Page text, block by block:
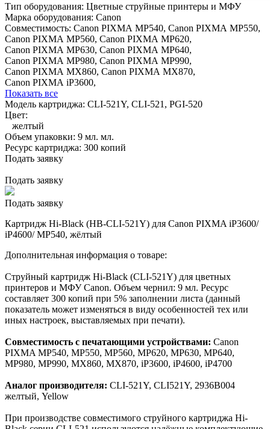
Тип оборудования: Цветные струйные принтеры и МФУ
Марка оборудования: Canon
Совместимость: Canon PIXMA MP540, Canon PIXMA MP550,
Canon PIXMA MP560, Canon PIXMA MP620,
Canon PIXMA MP630, Canon PIXMA MP640,
Canon PIXMA MP980, Canon PIXMA MP990,
Canon PIXMA MX860, Canon PIXMA MX870,
Canon PIXMA iP3600,
Показать все
Модель картриджа: CLI-521Y, CLI-521, PGI-520
Цвет:
желтый
Объем упаковки: 9 мл. мл.
Ресурс картриджа: 300 копий
Подать заявку
Подать заявку
Подать заявку
Картридж Hi-Black (HB-CLI-521Y) для Canon PIXMA iP3600/
iP4600/ MP540, жёлтый
Дополнительная информация о товаре:
Струйный картридж Hi-Black (CLI-521Y) для цветных
принтеров и МФУ Canon. Объем чернил: 9 мл. Ресурс
составляет 300 копий при 5% заполнении листа (данный
показатель может изменяться в виду особенностей тех или
иных настроек, выставляемых при печати).
Совместимость с печатающими устройствами: Canon
PIXMA MP540, MP550, MP560, MP620, MP630, MP640,
MP980, MP990, MX860, MX870, iP3600, iP4600, iP4700
Аналог производителя: CLI-521Y, CLI521Y, 2936B004
желтый, Yellow
При производстве совместимого струйного картриджа Hi-